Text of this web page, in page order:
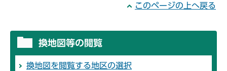
このページの上へ戻る
換地図等の閲覧
換地図を閲覧する地区の選択